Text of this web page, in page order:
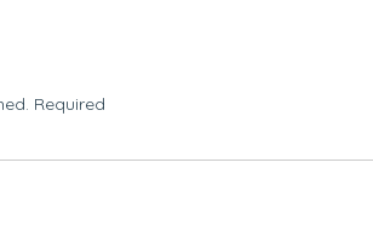
Required